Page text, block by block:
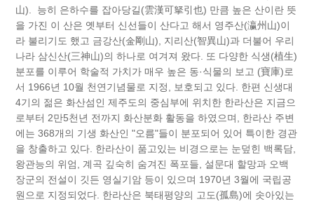
山). 능히 은하수를 잡아당길(雲漢可拏引也) 만큼 높은 산이란 뜻
을 가진 이 산은 옛부터 신선들이 산다고 해서 영주산(瀛州山)이
라 불리기도 했고 금강산(金剛山), 지리산(智異山)과 더불어 우리
나라 삼신산(三神山)의 하나로 여겨져 왔다. 또 다양한 식생(植生)
분포를 이루어 학술적 가치가 매우 높은 동·식물의 보고 (寶庫)로
서 1966년 10월 천연기념물로 지정, 보호되고 있다. 한편 신생대
4기의 젊은 화산섬인 제주도의 중심부에 위치한 한라산은 지금으
로부터 2만5천년 전까지 화산분화 활동을 하였으며, 한라산 주변
에는 368개의 기생 화산인 "오름"들이 분포되어 있어 특이한 경관
을 창출하고 있다. 한라산이 품고있는 비경으로는 눈덮힌 백록담,
왕관능의 위엄, 계곡 깊숙히 숨겨진 폭포들, 설문대 할망과 오백
장군의 전설이 깃든 영실기암 등이 있으며 1970년 3월에 국립공
원으로 지정되었다. 한라산은 북태평양의 고도(孤島)에 솟아있는